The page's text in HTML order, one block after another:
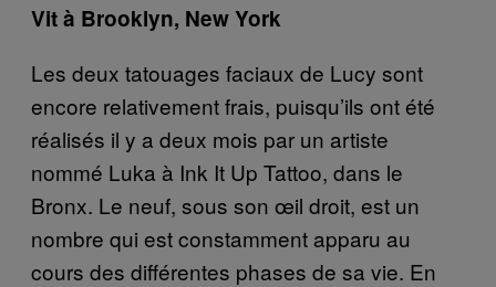
Vità Brooklyn, New York
Les deux tatouages faciaux de Lucy sont
encore relativement frais, puisqu’ils ont été
réalisés il y a deux mois par un artiste
nommé Luka à Ink It Up Tattoo, dans le
Bronx. Le neuf, sous son œil droit, est un
nombre qui est constamment apparu au
cours des différentes phases de sa vie. En